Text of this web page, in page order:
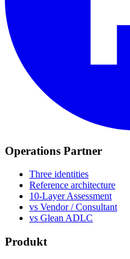
Operations Partner
Three identities
Reference architecture
10-Layer Assessment
vs Vendor / Consultant
vs Glean ADLC
Produkt